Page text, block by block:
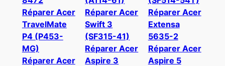
Réparer Acer
TravelMate
P4 (P453-
MG)
Réparer Acer
Réparer Acer
Swift 3
(SF315-41)
Réparer Acer
Aspire 3
Réparer Acer
Extensa
5635-2
Réparer Acer
Aspire 5